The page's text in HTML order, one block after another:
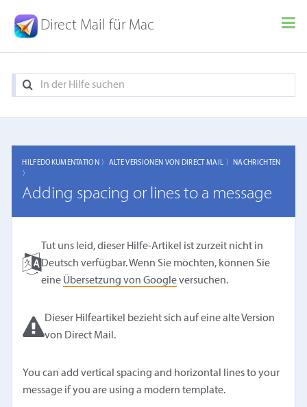
Direct Mail für Mac
HILFEDOKUMENTATION 〉 ALTE VERSIONEN VON DIRECT MAIL 〉 NACHRICHTEN
〉
Adding spacing or lines to a message
Tut uns leid, dieser Hilfe-Artikel ist zurzeit nicht in
Deutsch verfügbar. Wenn Sie möchten, können Sie
eine Übersetzung von Googleversuchen.
Dieser Hilfeartikel bezieht sich auf eine alte Version
von Direct Mail.
You can add vertical spacing and horizontal lines to your
message if you are using a modern template.